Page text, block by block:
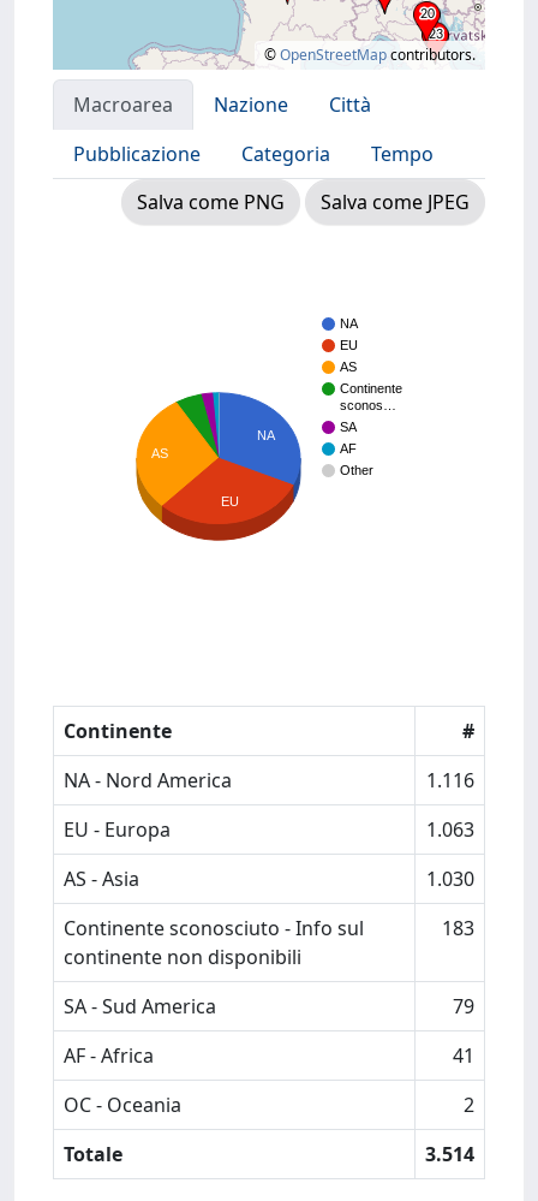
©OpenStreetMapcontributors.
Macroarea Nazione
Città
Pubblicazione
Categoria
Tempo
Salva come PNG
Salva come JPEG
NA
EU
AS
Continente
sconos…
SA
AF
Other
NA
AS
EU
Continente
#
NA - Nord America
1.116
EU - Europa
1.063
AS - Asia
1.030
Continente sconosciuto - Info sul
continente non disponibili
183
SA - Sud America
79
AF - Africa
41
OC - Oceania
2
Totale
3.514